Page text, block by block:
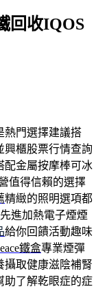
回收IQOS
熱門選擇建議搭
興櫃股票行情查詢
配金屬按摩棒可冰
值得信賴的選擇
精緻的照明選項都
先進加熱電子煙煙
給你回饋活動趣味
鐵盒專業煙彈
攝取健康滋陰補腎
助了解乾眼症的症